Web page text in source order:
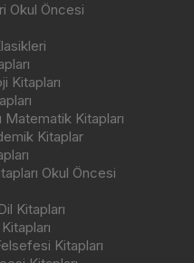
Okul Öncesi
Kitapları
Matematik Kitapları
Kitaplar
Okul Öncesi
Kitapları
Kitapları